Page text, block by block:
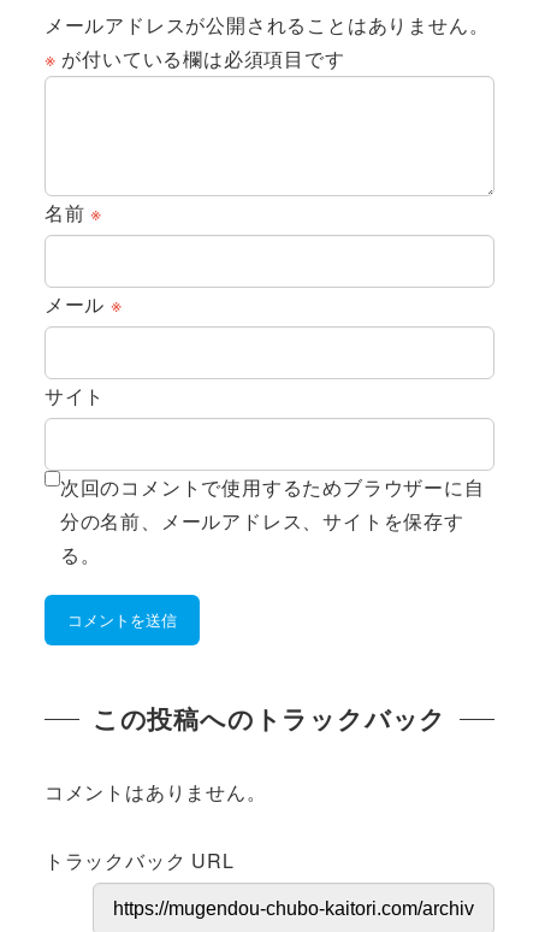
メールアドレスが公開されることはありません。
※ が付いている欄は必須項目です
名前※
メール ※
サイト
次回のコメントで使用するためブラウザーに自
分の名前、メールアドレス、サイトを保存す
る。
この投稿へのトラックバック
コメントはありません。
トラックバック URL